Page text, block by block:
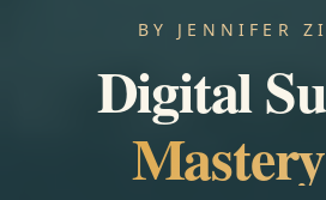
BY JENNIFER
Digital